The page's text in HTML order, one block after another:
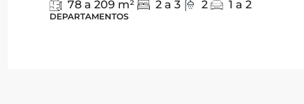
78 a 209 m² 2 a 3 2 1 a 2
DEPARTAMENTOS